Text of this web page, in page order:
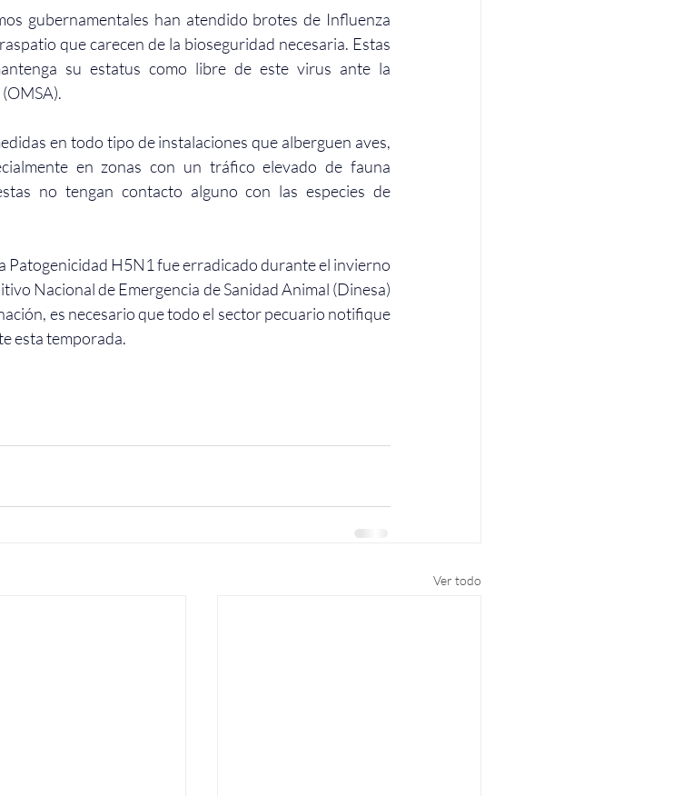
gubernamentales han atendido brotes de Influenza
que carecen de la bioseguridad necesaria. Estas
su estatus como libre de este virus ante la
en todo tipo de instalaciones que alberguen aves,
en zonas con un tráfico elevado de fauna
no tengan contacto alguno con las especies de
Patogenicidad H5N1 fue erradicado durante el invierno
Nacional de Emergencia de Sanidad Animal (Dinesa)
es necesario que todo el sector pecuario notifique
esta temporada.
Ver todo